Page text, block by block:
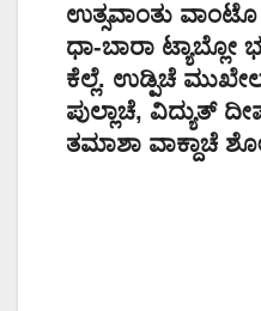
ಉತ್ಸವಾಂತು ವಾಂಟೊ
ಧಾ-ಬಾರಾ ಟ್ಯಾಬ್ಲೋ
ಕೆಲ್ಲೆ. ಉಡ್ಪಿಚೆ
ಪುಲ್ಲಾಚೆ, ವಿದ್ಯುತ್
ತಮಾಶಾ ವಾಕ್ದಾಚೆ